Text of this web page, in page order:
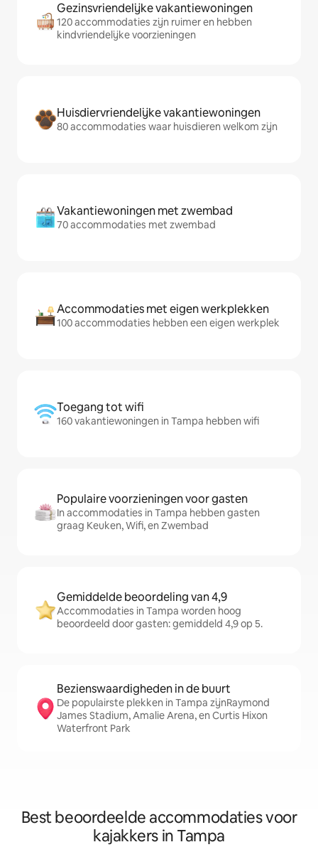
Gezinsvriendelijke vakantiewoningen
120 accommodaties zijn ruimer en hebben
kindvriendelijke voorzieningen
Huisdiervriendelijke vakantiewoningen
80 accommodaties waar huisdieren welkom zijn
Vakantiewoningen met zwembad
70 accommodaties met zwembad
Accommodaties met eigen werkplekken
100 accommodaties hebben een eigen werkplek
Toegang tot wifi
160 vakantiewoningen in Tampa hebben wifi
Populaire voorzieningen voor gasten
In accommodaties in Tampa hebben gasten
graag Keuken, Wifi, en Zwembad
Gemiddelde beoordeling van 4,9
Accommodaties in Tampa worden hoog
beoordeeld door gasten: gemiddeld 4,9 op 5.
Bezienswaardigheden in de buurt
De populairste plekken in Tampa zijnRaymond
James Stadium, Amalie Arena, en Curtis Hixon
Waterfront Park
Best beoordeelde accommodaties voor
kajakkers in Tampa